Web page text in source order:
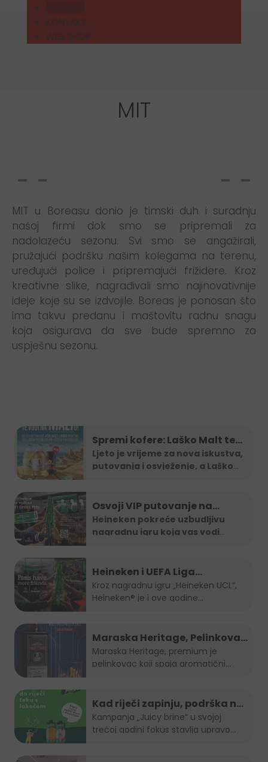
NOVOSTI
KONTAKT
WEB SHOP
MIT
MIT u Boreasu donio je timski duh i suradnju
našoj firmi dok smo se pripremali za
nadolazeću sezonu. Svi smo se angažirali,
pružajući podršku našim kolegama na terenu,
uređujući police i pripremajući frižidere. Kroz
kreativne slike, nagrađivali smo najinovativnije
ideje koje su se izdvojile. Boreas je ponosan što
ima takvu predanu i maštovitu radnu snagu
koja osigurava da sve bude spremno za
uspješnu sezonu.
Spremi kofere: Laško Malt te
vodi na Maltu
Ljeto je vrijeme za nova iskustva,
putovanja i osvježenje, a Laško...
Osvoji VIP putovanje na
Formula 1 utrku uz Heineken
nagradnu igru
Heineken pokreće uzbudljivu
nagradnu igru koja vas vodi
Heineken i UEFA Liga
šampiona nagradili ljubitelje
nogometa u BiH
Kroz nagradnu igru „Heineken UCL“,
Heineken® je i ove godine...
Maraska Heritage, Pelinkovac
nad Pelinkovcima
Maraska Heritage, premium je
pelinkovac koji spaja aromatični
Kad riječi zapinju, podrška ne
smije: "Juicy brine" otvara
temu disleksije
Kampanja „Juicy brine“ u svojoj
trećoj godini fokus stavlja upravo...